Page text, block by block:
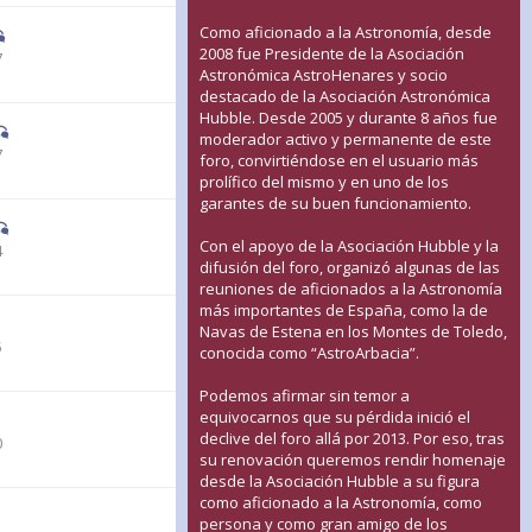
Como aficionado a la Astronomía, desde
2008 fue Presidente de la Asociación
Astronómica AstroHenares y socio
destacado de la Asociación Astronómica
Hubble. Desde 2005 y durante 8 años fue
moderador activo y permanente de este
foro, convirtiéndose en el usuario más
prolífico del mismo y en uno de los
garantes de su buen funcionamiento.
Con el apoyo de la Asociación Hubble y la
difusión del foro, organizó algunas de las
reuniones de aficionados a la Astronomía
más importantes de España, como la de
Navas de Estena en los Montes de Toledo,
conocida como “AstroArbacia”.
Podemos afirmar sin temor a
equivocarnos que su pérdida inició el
declive del foro allá por 2013. Por eso, tras
su renovación queremos rendir homenaje
desde la Asociación Hubble a su figura
como aficionado a la Astronomía, como
persona y como gran amigo de los